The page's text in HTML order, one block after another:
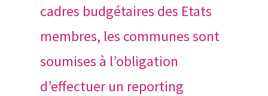
cadres budgétaires des Etats
membres, les communes sont
soumises à l’obligation
d’effectuer un reporting